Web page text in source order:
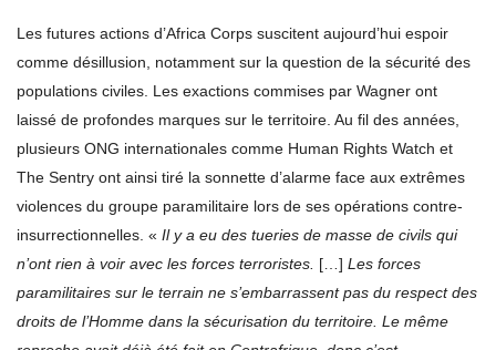
Les futures actions d’Africa Corps suscitent aujourd’hui espoir
comme désillusion, notamment sur la question de la sécurité des
populations civiles. Les exactions commises par Wagner ont
laissé de profondes marques sur le territoire. Au fil des années,
plusieurs ONG internationales comme Human Rights Watch et
The Sentry ont ainsi tiré la sonnette d’alarme face aux extrêmes
violences du groupe paramilitaire lors de ses opérations contre-
insurrectionnelles. « Il y a eu des tueries de masse de civils qui
n’ont rien à voir avec les forces terroristes. […] Les forces
paramilitaires sur le terrain ne s’embarrassent pas du respect des
droits de l’Homme dans la sécurisation du territoire. Le même